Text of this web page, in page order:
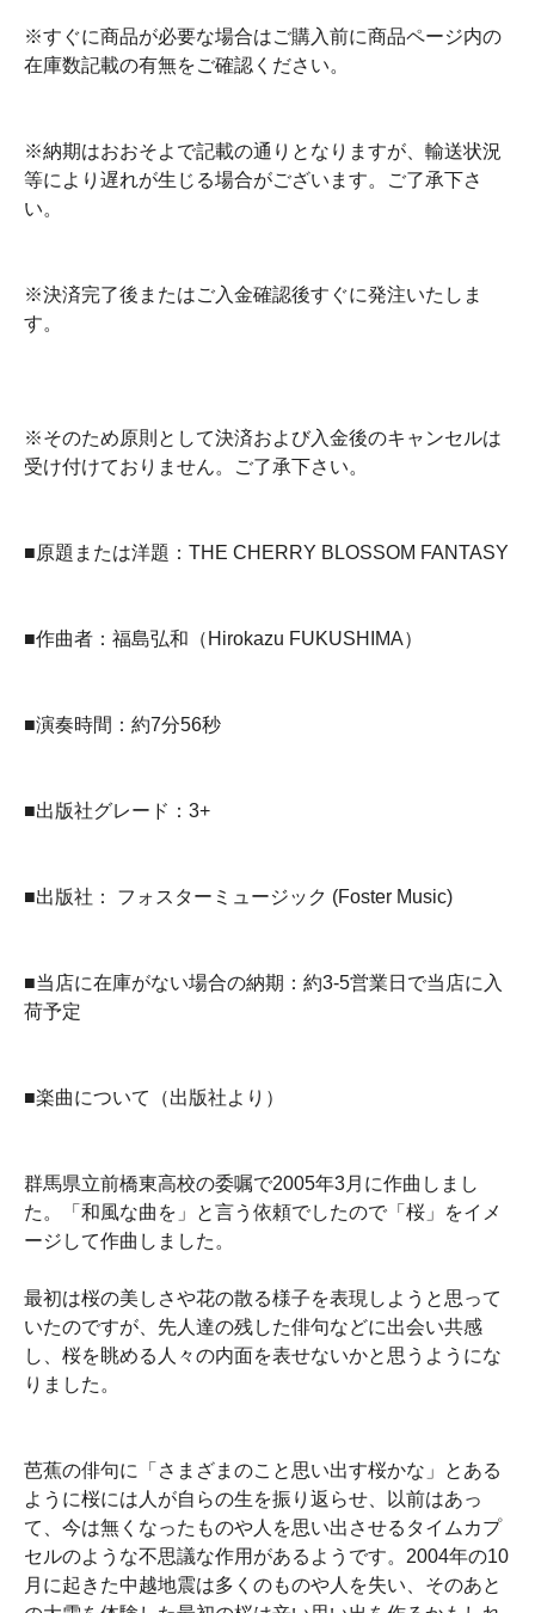
※すぐに商品が必要な場合はご購入前に商品ページ内の
在庫数記載の有無をご確認ください。
※納期はおおそよで記載の通りとなりますが、輸送状況
等により遅れが生じる場合がございます。ご了承下さ
い。
※決済完了後またはご入金確認後すぐに発注いたしま
す。
※そのため原則として決済および入金後のキャンセルは
受け付けておりません。ご了承下さい。
■原題または洋題：THE CHERRY BLOSSOM FANTASY
■作曲者：福島弘和（Hirokazu FUKUSHIMA）
■演奏時間：約7分56秒
■出版社グレード：3+
■出版社： フォスターミュージック (Foster Music)
■当店に在庫がない場合の納期：約3-5営業日で当店に入
荷予定
■楽曲について（出版社より）
群馬県立前橋東高校の委嘱で2005年3月に作曲しまし
た。「和風な曲を」と言う依頼でしたので「桜」をイメ
ージして作曲しました。
最初は桜の美しさや花の散る様子を表現しようと思って
いたのですが、先人達の残した俳句などに出会い共感
し、桜を眺める人々の内面を表せないかと思うようにな
りました。
芭蕉の俳句に「さまざまのこと思い出す桜かな」とある
ように桜には人が自らの生を振り返らせ、以前はあっ
て、今は無くなったものや人を思い出させるタイムカプ
セルのような不思議な作用があるようです。2004年の10
月に起きた中越地震は多くのものや人を失い、そのあと